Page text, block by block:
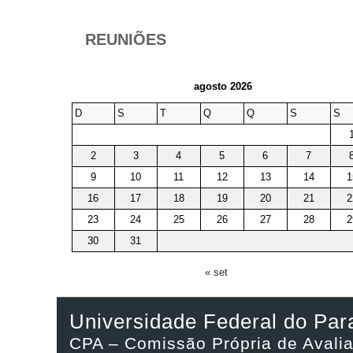
REUNIÕES
agosto 2026
D S T Q Q S
S
1
2
3 4 5 6 7
9
10 11 12 13 14
16
17 18 19 20 21
23
24 25 26 27 28
30
31
« set
Universidade Federal do
CPA – Comissão Própria de